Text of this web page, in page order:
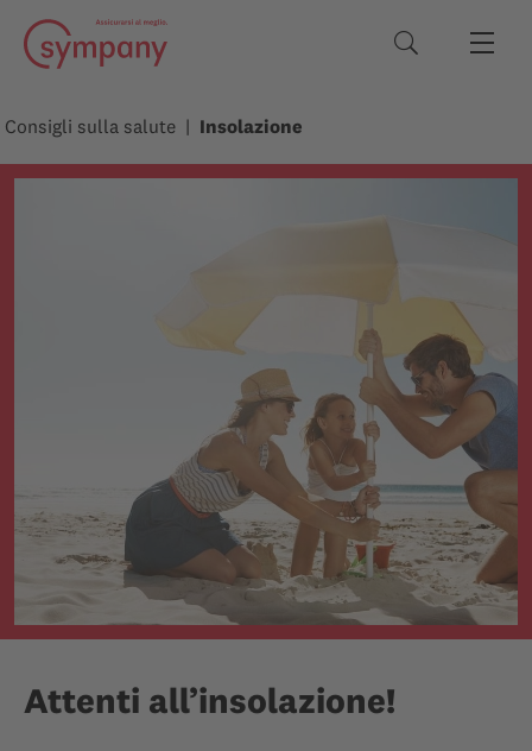
Termini di
Consigli sulla salute Insolazione
Attenti all’insolazione!